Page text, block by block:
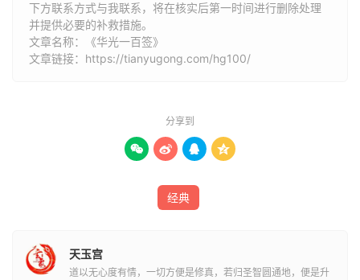
第十五凶 年乖数亦孤 久病未能苏 岸危舟未发 龙卧失明珠
第十六吉 破改重成望 前途喜亦宁 贵人相助处 禄马照前程
第十八吉 离暗出明时 麻衣变绿衣 旧忧终是退 遇禄应交辉
第二十一吉 洗出经年否 光华得再清 所求终吉利 重日照前
下方联系方式与我联系​​，将在核实后第一时间进行删除处理
并提供必要的补救措施。
文章名称：《华光一百签》
文章链接： https://tianyugong.com/hg100/
分享到
   
经典
天玉宫
道以无心度有情，一切方便是修真，若归圣智圆通地，便是升